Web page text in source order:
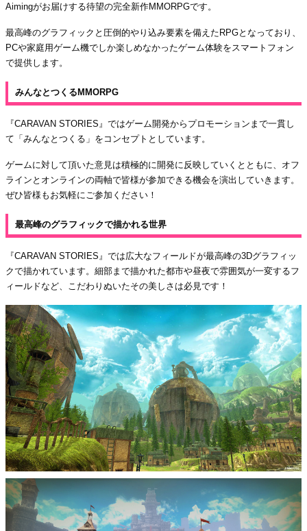
Aimingがお届けする待望の完全新作MMORPGです。
最高峰のグラフィックと圧倒的やり込み要素を備えたRPGとなっており、
PCや家庭用ゲーム機でしか楽しめなかったゲーム体験をスマートフォン
で提供します。
みんなとつくるMMORPG
『CARAVAN STORIES』ではゲーム開発からプロモーションまで一貫し
て「みんなとつくる」をコンセプトとしています。
ゲームに対して頂いた意見は積極的に開発に反映していくとともに、オフ
ラインとオンラインの両軸で皆様が参加できる機会を演出していきます。
ぜひ皆様もお気軽にご参加ください！
最高峰のグラフィックで描かれる世界
『CARAVAN STORIES』では広大なフィールドが最高峰の3Dグラフィッ
クで描かれています。細部まで描かれた都市や昼夜で雰囲気が一変するフ
ィールドなど、こだわりぬいたその美しさは必見です！